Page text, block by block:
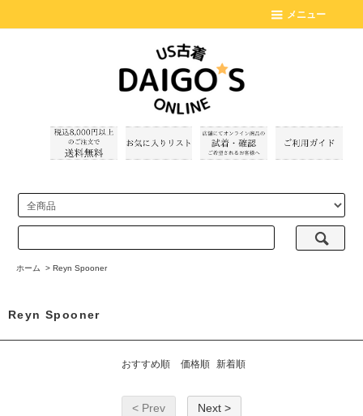
メニュー
ホーム > Reyn Spooner
Reyn Spooner
おすすめ順 価格順 新着順
< Prev Next >